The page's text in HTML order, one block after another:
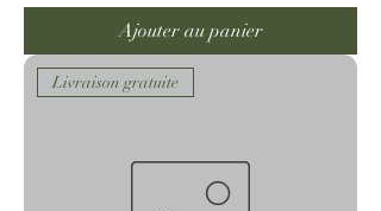
Ajouter au panier
Livraison gratuite